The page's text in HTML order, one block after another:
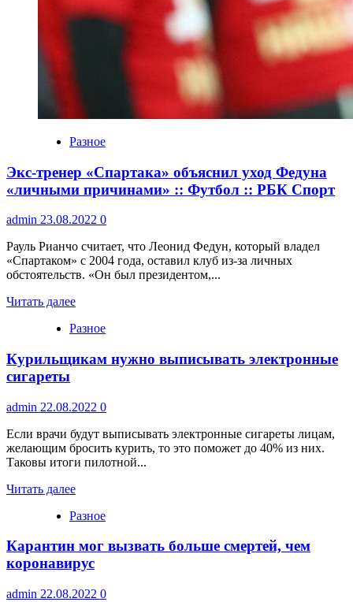
Разное
Экс-тренер «Спартака» объяснил уход Федуна
«личными причинами» :: Футбол :: РБК Спорт
admin 23.08.2022 0
Рауль Рианчо считает, что Леонид Федун, который владел
«Спартаком» с 2004 года, оставил клуб из-за личных
обстоятельств. «Он был президентом,...
Читать далее
Разное
Курильщикам нужно выписывать электронные
сигареты
admin 22.08.2022 0
Если врачи будут выписывать электронные сигареты лицам,
желающим бросить курить, то это поможет до 40% из них.
Таковы итоги пилотной...
Читать далее
Разное
Карантин мог вызвать больше смертей, чем
коронавирус
admin 22.08.2022 0